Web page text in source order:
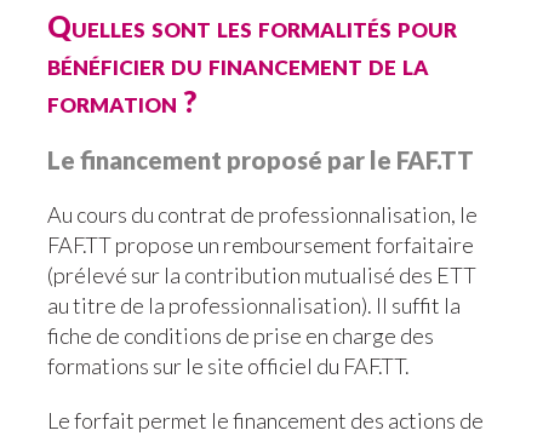
Quelles sont les formalités pour
bénéficier du financement de la
formation ?
Le financement proposé par le FAF.TT
Au cours du contrat de professionnalisation, le
FAF.TT propose un remboursement forfaitaire
(prélevé sur la contribution mutualisé des ETT
au titre de la professionnalisation). Il suffit la
fiche de conditions de prise en charge des
formations sur le site officiel du FAF.TT.
Le forfait permet le financement des actions de